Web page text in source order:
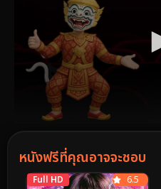
หนังฟรีที่คุณอาจจะชอบ
Full HD 6.5